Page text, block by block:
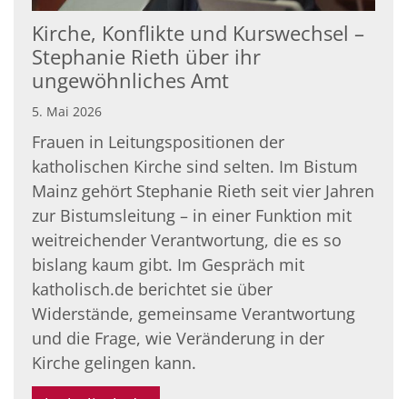
Kirche, Konflikte und Kurswechsel –
Stephanie Rieth über ihr
ungewöhnliches Amt
5. Mai 2026
Frauen in Leitungspositionen der
katholischen Kirche sind selten. Im Bistum
Mainz gehört Stephanie Rieth seit vier Jahren
zur Bistumsleitung – in einer Funktion mit
weitreichender Verantwortung, die es so
bislang kaum gibt. Im Gespräch mit
katholisch.de berichtet sie über
Widerstände, gemeinsame Verantwortung
und die Frage, wie Veränderung in der
Kirche gelingen kann.